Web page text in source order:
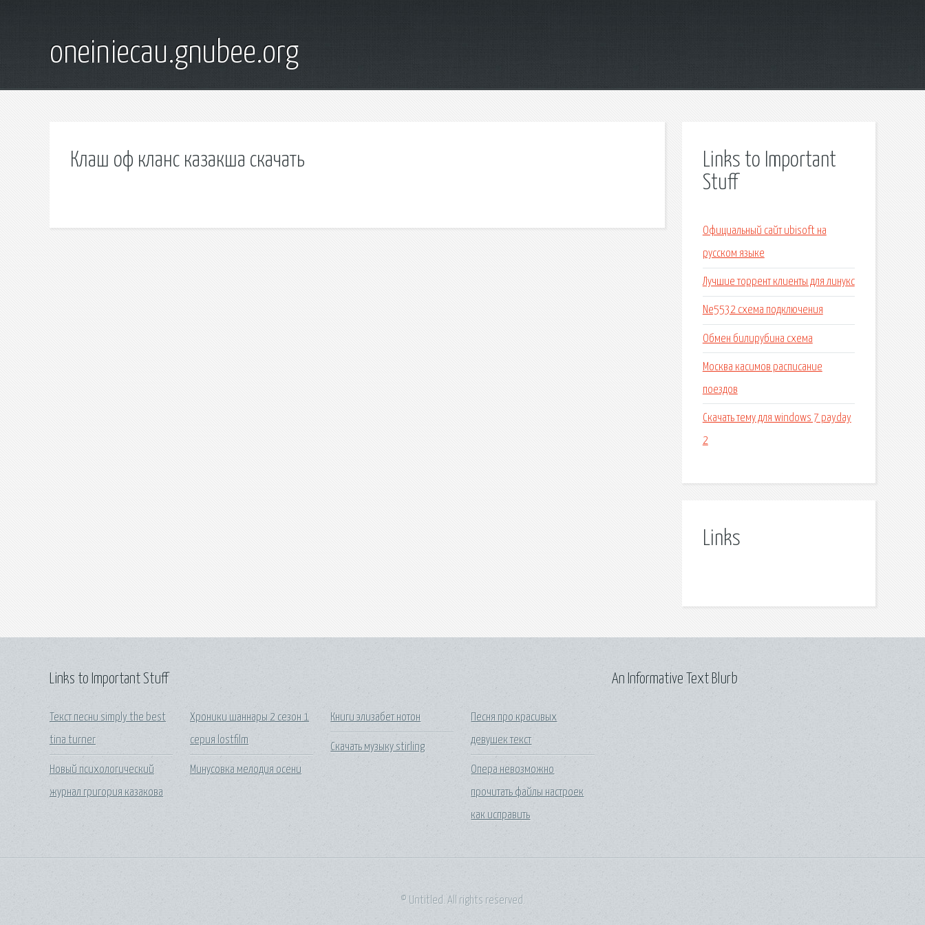
oneiniecau.gnubee.org
Клаш оф кланс казакша скачать
Links to Important
Stuff
Официальный сайт ubisoft на
русском языке
Лучшие торрент клиенты для линукс
Ne5532 схема подключения
Обмен билирубина схема
Москва касимов расписание
поездов
Скачать тему для windows 7 payday
2
Links
Links to Important Stuff
Текст песни simply the best
tina turner
Новый психологический
журнал григория казакова
Хроники шаннары 2 сезон 1
серия lostfilm
Минусовка мелодия осени
Книги элизабет нотон
Скачать музыку stirling
Песня про красивых
девушек текст
Опера невозможно
прочитать файлы настроек
как исправить
An Informative Text Blurb
© Untitled. All rights reserved.